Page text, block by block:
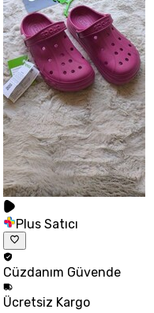
Plus Satıcı
Cüzdanım Güvende
Ücretsiz Kargo